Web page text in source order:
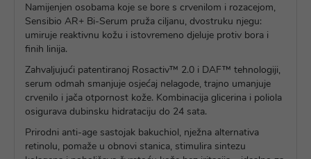
Namijenjen osobama koje se bore s crvenilom i rozacejom,
Sensibio AR+ Bi-Serum pruža ciljanu, dvostruku njegu:
umiruje reaktivnu kožu i istovremeno djeluje protiv bora i
finih linija.
Zahvaljujući patentiranoj Rosactiv™ 2.0 i DAF™ tehnologiji,
serum odmah smanjuje osjećaj nelagode, trajno umanjuje
crvenilo i jača otpornost kože. Kombinacija glicerina i poliola
osigurava dubinsku hidrataciju do 24 sata.
Prirodni anti-age sastojak bakuchiol, nježna alternativa
retinolu, pomaže u obnovi stanica, stimulira sintezu